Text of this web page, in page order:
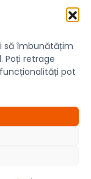
să îmbunătățim
Poți retrage
pot
×